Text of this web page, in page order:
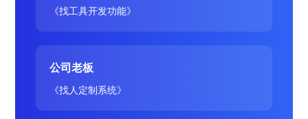
《找工具开发功能》
公司老板
《找人定制系统》